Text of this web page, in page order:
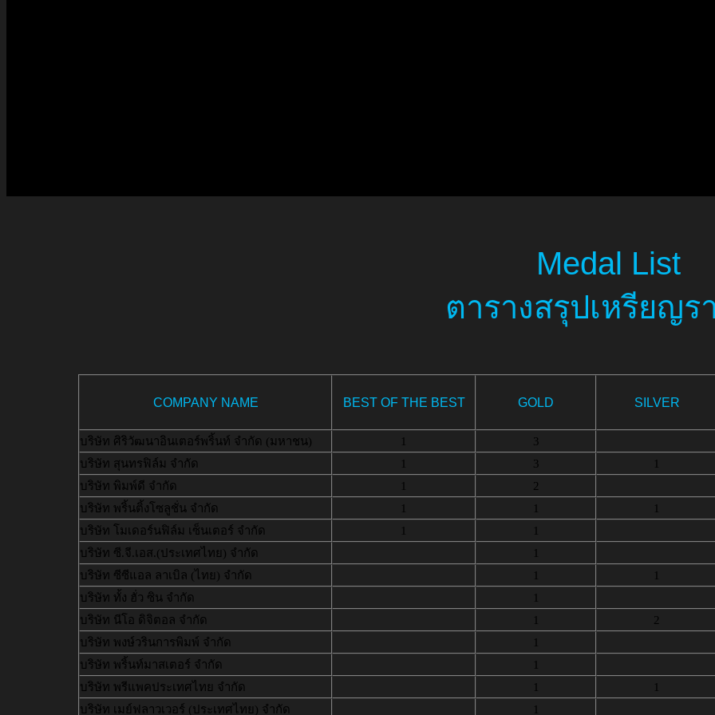
Medal List
ตารางสรุปเหรียญร
COMPANY NAME BEST OF THE BEST GOLD SILVER
บริษัท ศิริวัฒนาอินเตอร์พริ้นท์ จำกัด (มหาชน) 1
3
บริษัท สุนทรฟิล์ม จำกัด
1 3
1
บริษัท พิมพ์ดี จำกัด
1
2
บริษัท พริ้นติ้งโซลูชั่น จำกัด
1 1
1
บริษัท โมเดอร์นฟิล์ม เซ็นเตอร์ จำกัด
1
1
บริษัท ซี.จี.เอส.(ประเทศไทย) จำกัด
1
บริษัท ซีซีแอล ลาเบิล (ไทย) จำกัด
1
1
บริษัท ทั้ง ฮั่ว ซิน จำกัด
1
บริษัท นีโอ ดิจิตอล จำกัด
1
2
บริษัท พงษ์วรินการพิมพ์ จำกัด
1
บริษัท พริ้นท์มาสเตอร์ จำกัด
1
บริษัท พรีแพคประเทศไทย จำกัด
1
1
บริษัท เมย์ฟลาวเวอร์ (ประเทศไทย) จำกัด
1